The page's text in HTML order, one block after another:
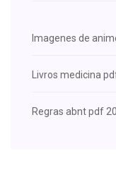
Imagenes de
Livros medicina
Regras abnt pdf